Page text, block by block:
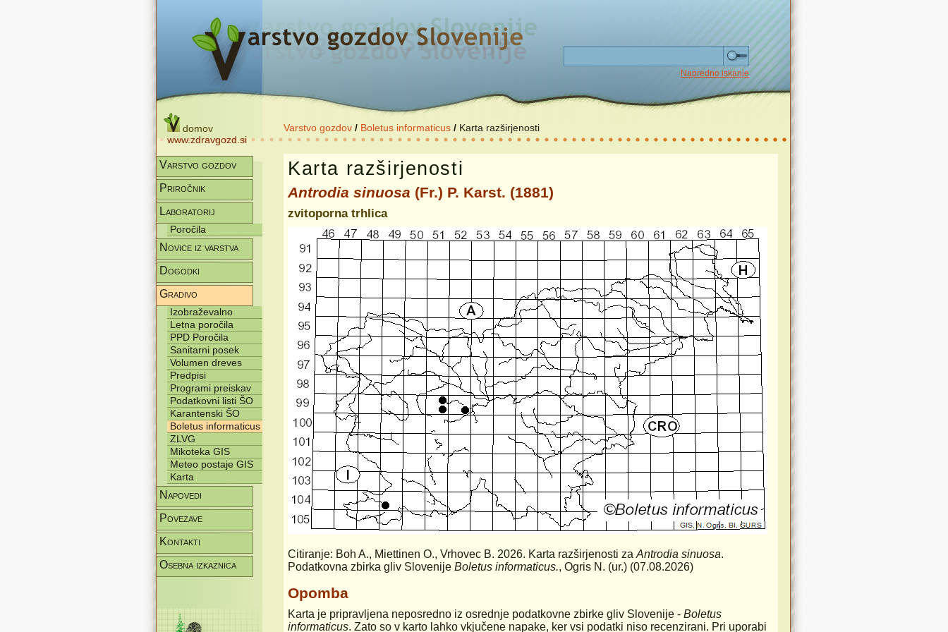
Napredno iskanje
domov
www.zdravgozd.si
Varstvo gozdov / Boletus informaticus / Karta razširjenosti
Varstvo gozdov
Priročnik
Laboratorij
Poročila
Novice iz varstva
Dogodki
Gradivo
Izobraževalno
Letna poročila
PPD Poročila
Sanitarni posek
Volumen dreves
Predpisi
Programi preiskav
Podatkovni listi ŠO
Karantenski ŠO
Boletus informaticus
ZLVG
Mikoteka GIS
Meteo postaje GIS
Karta
Napovedi
Povezave
Kontakti
Osebna izkaznica
Karta razširjenosti
Antrodia sinuosa (Fr.) P. Karst. (1881)
zvitoporna trhlica
Citiranje: Boh A., Miettinen O., Vrhovec B. 2026. Karta razširjenosti za Antrodia sinuosa.
Podatkovna zbirka gliv Slovenije Boletus informaticus., Ogris N. (ur.) (07.08.2026)
Opomba
Karta je pripravljena neposredno iz osrednje podatkovne zbirke gliv Slovenije - Boletus
informaticus. Zato so v karto lahko vkjučene napake, ker vsi podatki niso recenzirani. Pri uporabi